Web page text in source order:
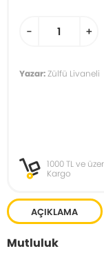
- +
Yazar:Zülfü Livaneli
1000 TL ve
Kargo
AÇIKLAMA
Mutluluk